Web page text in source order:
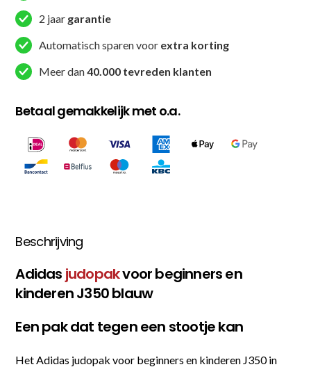
2 jaar garantie
Automatisch sparen voor extra korting
Meer dan40.000 tevreden klanten
Betaal gemakkelijk met o.a.
Beschrijving
Adidas judopakvoor beginners en
kinderen J350 blauw
Een pak dat tegen een stootje kan
Het Adidas judopak voor beginners en kinderen J350 in